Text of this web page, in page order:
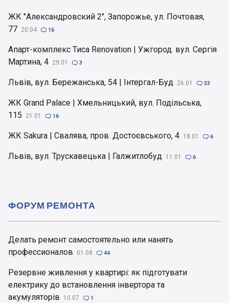
ЖК "Александровский 2", Запорожье, ул. Почтовая,
77 20.04  16
Апарт-комплекс Тиса Renovation | Ужгород. вул. Сергія
Мартина, 4 29.01  3
Львів, вул. Бережанська, 54 | Інтергал-Буд 26.01  33
ЖК Grand Palace | Хмельницький, вул. Подільська,
115
21.01  16
ЖК Sakura | Свалява, пров. Достоєвського, 4 18.01  6
Львів, вул. Трускавецька | Галжитлобуд 11.01  6
Делать ремонт самостоятельно или нанять
профессионалов
01.08  44
Резервне живлення у квартирі: як підготувати
електрику до встановлення інвертора та
акумуляторів
10.07  1
ФОРУМ РЕМОНТА